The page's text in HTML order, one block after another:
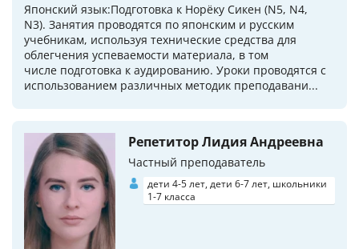
Японский язык:Подготовка к Норёку Сикен (N5, N4,
N3). Занятия проводятся по японским и русским
учебникам, используя технические средства для
облегчения успеваемости материала, в том
числе подготовка к аудированию. Уроки проводятся с
использованием различных методик преподавани...
Репетитор Лидия Андреевна
Частный преподаватель
дети 4-5 лет, дети 6-7 лет, школьники
1-7 класса